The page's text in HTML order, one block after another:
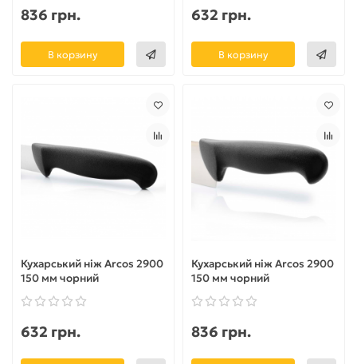
836 грн.
В корзину
632 грн.
В корзину
Кухарський ніж Arcos 2900
150 мм чорний
632 грн.
Кухарський ніж Arcos 2900
150 мм чорний
836 грн.